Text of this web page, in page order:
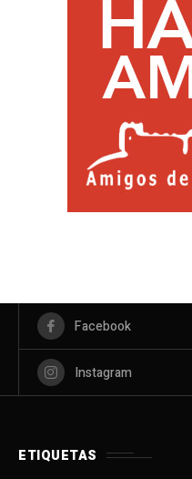
Facebook
Instagram
ETIQUETAS